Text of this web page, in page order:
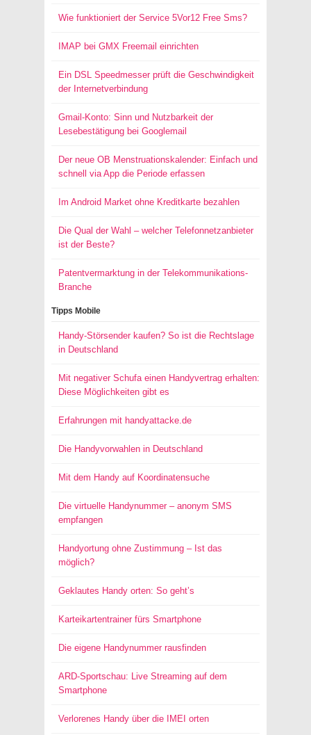
Wie funktioniert der Service 5Vor12 Free Sms?
IMAP bei GMX Freemail einrichten
Ein DSL Speedmesser prüft die Geschwindigkeit
der Internetverbindung
Gmail-Konto: Sinn und Nutzbarkeit der
Lesebestätigung bei Googlemail
Der neue OB Menstruationskalender: Einfach und
schnell via App die Periode erfassen
Im Android Market ohne Kreditkarte bezahlen
Die Qual der Wahl – welcher Telefonnetzanbieter
ist der Beste?
Patentvermarktung in der Telekommunikations-
Branche
Tipps Mobile
Handy-Störsender kaufen? So ist die Rechtslage
in Deutschland
Mit negativer Schufa einen Handyvertrag erhalten:
Diese Möglichkeiten gibt es
Erfahrungen mit handyattacke.de
Die Handyvorwahlen in Deutschland
Mit dem Handy auf Koordinatensuche
Die virtuelle Handynummer – anonym SMS
empfangen
Handyortung ohne Zustimmung – Ist das
möglich?
Geklautes Handy orten: So geht’s
Karteikartentrainer fürs Smartphone
Die eigene Handynummer rausfinden
ARD-Sportschau: Live Streaming auf dem
Smartphone
Verlorenes Handy über die IMEI orten